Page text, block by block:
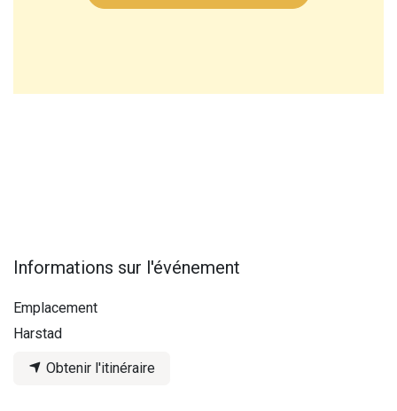
Informations sur l'événement
Emplacement
Harstad
Obtenir l'itinéraire